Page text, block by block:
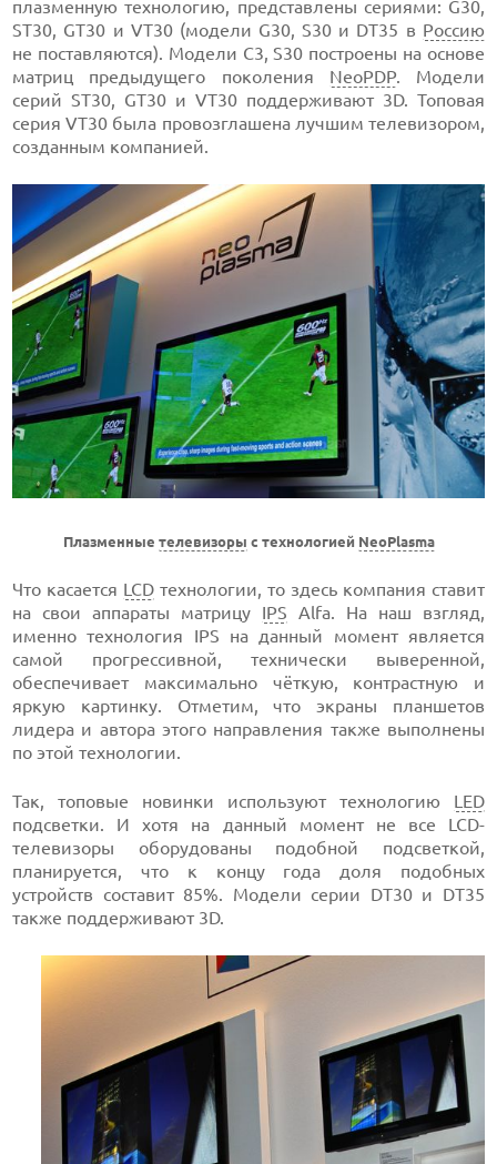
плазменную технологию, представлены сериями: G30,
ST30, GT30 и VT30 (модели G30, S30 и DT35 в Россию
не поставляются). Модели C3, S30 построены на основе
матриц предыдущего поколения NeoPDP. Модели
серий ST30, GT30 и VT30 поддерживают 3D. Топовая
серия VT30 была провозглашена лучшим телевизором,
созданным компанией.
Плазменные телевизоры с технологией NeoPlasma
Что касается LCD технологии, то здесь компания ставит
на свои аппараты матрицу IPS Alfa. На наш взгляд,
именно технология IPS на данный момент является
самой прогрессивной, технически выверенной,
обеспечивает максимально чёткую, контрастную и
яркую картинку. Отметим, что экраны планшетов
лидера и автора этого направления также выполнены
по этой технологии.
Так, топовые новинки используют технологию LED
подсветки. И хотя на данный момент не все LCD-
телевизоры оборудованы подобной подсветкой,
планируется, что к концу года доля подобных
устройств составит 85%. Модели серии DT30 и DT35
также поддерживают 3D.